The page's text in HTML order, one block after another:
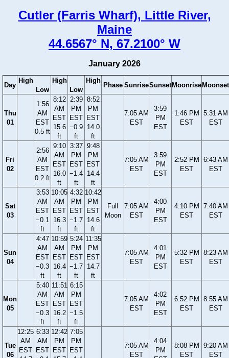
Cutler (Farris Wharf), Little River,
Maine
44.6567° N, 67.2100° W
January 2026
Day
High
Low
High
Low
High
Phase SunriseSunset Moonrise Moonset
Thu
01
1:56
AM
EST
0.5 ft
8:12
AM
EST
15.6
ft
2:39
PM
EST
−0.9
ft
8:52
PM
EST
14.0
ft
7:05 AM
EST
3:59
PM
EST
1:46 PM
EST
5:31 AM
EST
Fri
02
2:56
AM
EST
0.2 ft
9:10
AM
EST
16.0
ft
3:37
PM
EST
−1.4
ft
9:48
PM
EST
14.4
ft
7:05 AM
EST
3:59
PM
EST
2:52 PM
EST
6:43 AM
EST
Sat
03
3:53
AM
EST
−0.1
ft
10:05
AM
EST
16.3
ft
4:32
PM
EST
−1.7
ft
10:42
PM
EST
14.6
ft
Full
Moon
7:05 AM
EST
4:00
PM
EST
4:10 PM
EST
7:40 AM
EST
Sun
04
4:47
AM
EST
−0.3
ft
10:59
AM
EST
16.4
ft
5:24
PM
EST
−1.7
ft
11:35
PM
EST
14.7
ft
7:05 AM
EST
4:01
PM
EST
5:32 PM
EST
8:23 AM
EST
Mon
05
5:40
AM
EST
−0.3
ft
11:51
AM
EST
16.2
ft
6:15
PM
EST
−1.5
ft
7:05 AM
EST
4:02
PM
EST
6:52 PM
EST
8:55 AM
EST
Tue
06
12:25
AM
EST
6:33
AM
EST
12:42
PM
EST
7:05
PM
EST
7:05 AM
EST
4:04
PM
8:08 PM
EST
9:20 AM
EST